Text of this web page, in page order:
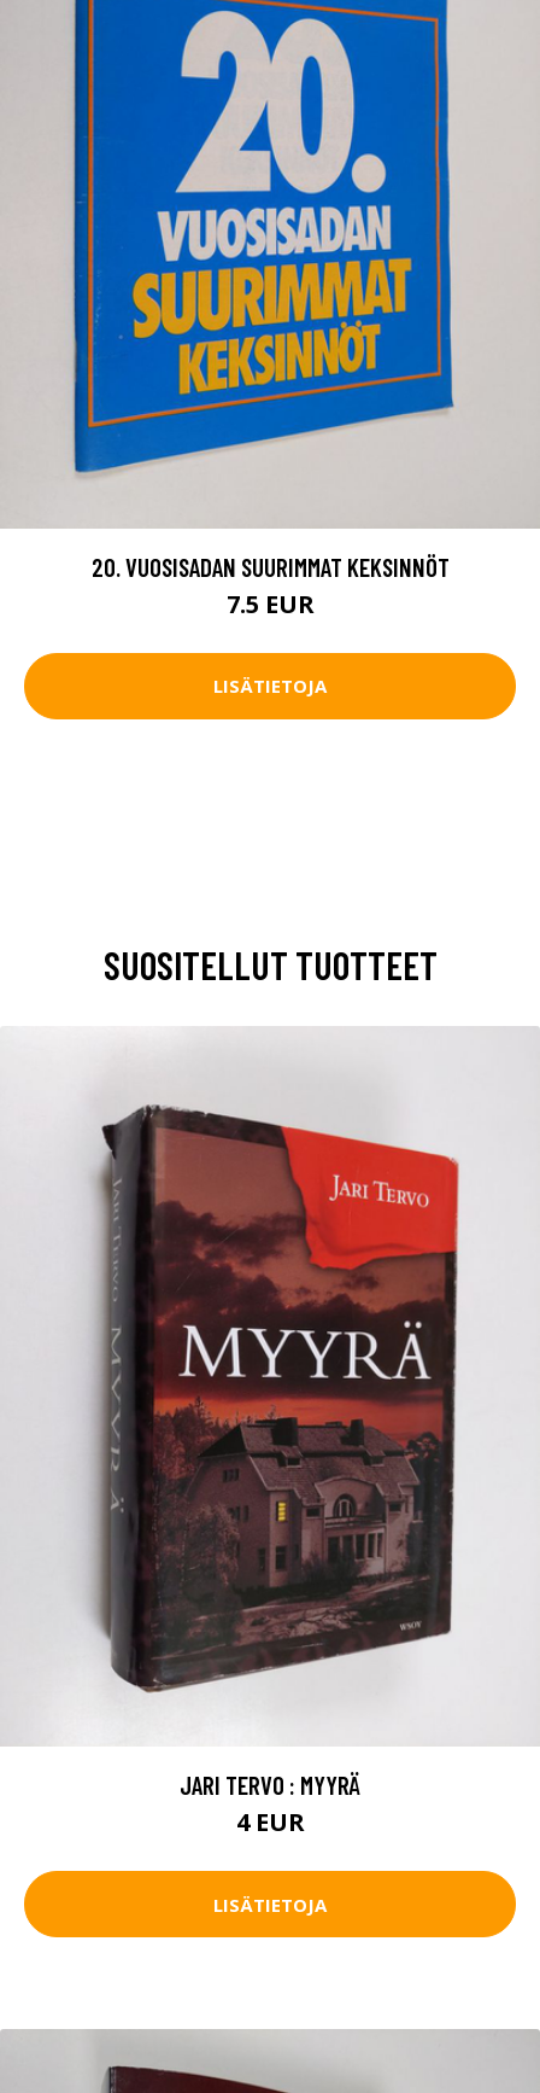
20. VUOSISADAN SUURIMMAT KEKSINNÖT
7.5 EUR
LISÄTIETOJA
SUOSITELLUT TUOTTEET
JARI TERVO : MYYRÄ
4 EUR
LISÄTIETOJA